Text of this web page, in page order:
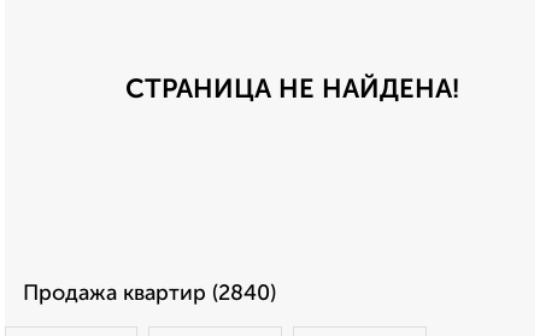
СТРАНИЦА НЕ НАЙДЕНА!
Продажа квартир (2840)